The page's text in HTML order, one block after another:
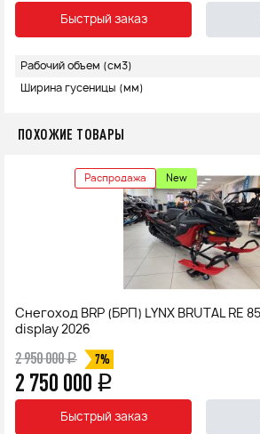
Быстрый заказ
Рабочий объем (см3)
Ширина гусеницы (мм)
ПОХОЖИЕ ТОВАРЫ
Распродажа New
Снегоход BRP (БРП) LYNX BRUTAL RE
display 2026
2 950 000q 7%
2 750 000 q
Быстрый заказ